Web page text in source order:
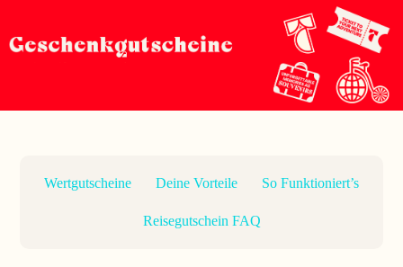
Wertgutscheine Deine Vorteile So Funktioniert’s
Reisegutschein FAQ